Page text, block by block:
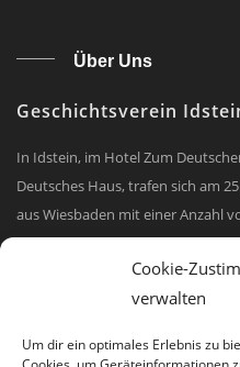
Cookie-
verwalten
Um dir ein optimales Erlebnis zu
Über Uns
Geschichtsverein
In Idstein, im Hotel Zum
Deutsches Haus, trafen sich am
aus Wiesbaden mit einer Anzahl
mehr erfahren
Kon­takt: